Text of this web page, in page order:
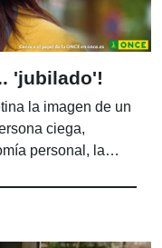
'jubilado'!
la imagen de un
ciega,
personal, la
ocurre cuando